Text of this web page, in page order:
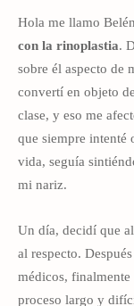
Hola me llamo
con la rinoplastia.
sobre él aspecto de
convertí en objeto
clase, y eso me
que siempre intenté
vida, seguía
mi nariz.
Un día, decidí que
al respecto.
médicos, finalmente
proceso largo y